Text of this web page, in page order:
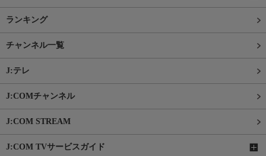
ランキング
チャンネル一覧
J:テレ
J:COMチャンネル
J:COM STREAM
J:COM TVサービスガイド